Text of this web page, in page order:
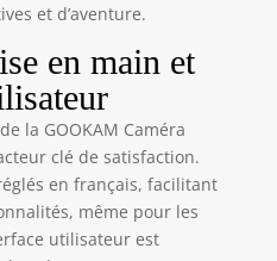
et d’aventure.
en main et
la GOOKAM Caméra
clé de satisfaction.
en français, facilitant
même pour les
utilisateur est